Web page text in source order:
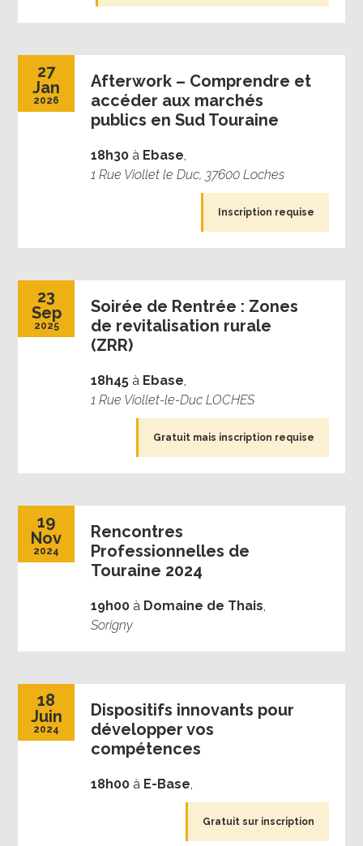
27
Jan
2026
Afterwork – Comprendre et
accéder aux marchés
publics en Sud Touraine
18h30 à Ebase,
1 Rue Viollet le Duc, 37600 Loches
Inscription requise
23
Sep
2025
Soirée de Rentrée : Zones
de revitalisation rurale
(ZRR)
18h45 à Ebase,
1 Rue Viollet-le-Duc LOCHES
Gratuit mais inscription requise
19
Nov
2024
Rencontres
Professionnelles de
Touraine 2024
19h00 à Domaine de Thais,
Sorigny
18
Juin
2024
Dispositifs innovants pour
développer vos
compétences
18h00 à E-Base,
Gratuit sur inscription